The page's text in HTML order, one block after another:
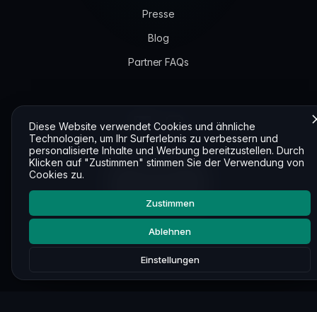
Presse
Blog
Partner FAQs
© 2026 GET IT DONE TECHNOLOGIES
Diese Website verwendet Cookies und ähnliche
Technologien, um Ihr Surferlebnis zu verbessern und
personalisierte Inhalte und Werbung bereitzustellen. Durch
Klicken auf "Zustimmen" stimmen Sie der Verwendung von
Cookies zu.
Einstellungen
Ablehnen
Zustimmen